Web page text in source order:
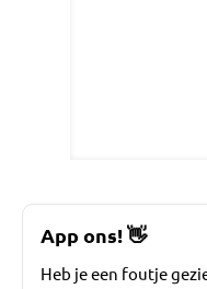
App ons!👋
Heb je een foutje